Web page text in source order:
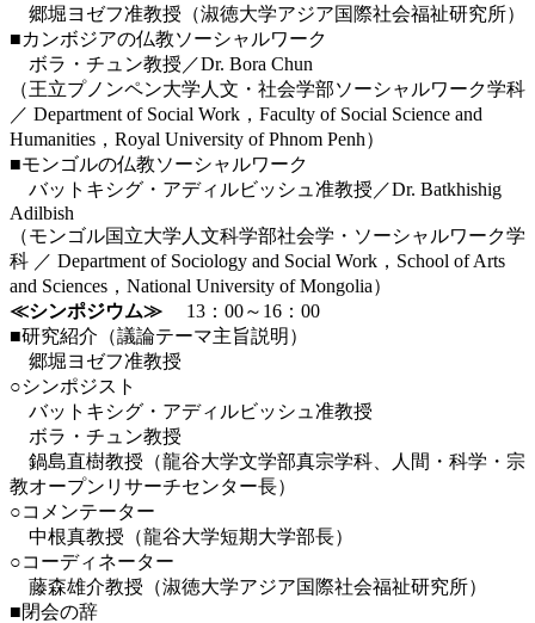
郷堀ヨゼフ准教授（淑徳大学アジア国際社会福祉研究所）
■カンボジアの仏教ソーシャルワーク
ボラ・チュン教授／Dr. Bora Chun
（王立プノンペン大学人文・社会学部ソーシャルワーク学科
／ Department of Social Work，Faculty of Social Science and
Humanities，Royal University of Phnom Penh）
■モンゴルの仏教ソーシャルワーク
バットキシグ・アディルビッシュ准教授／Dr. Batkhishig
Adilbish
（モンゴル国立大学人文科学部社会学・ソーシャルワーク学
科 ／ Department of Sociology and Social Work，School of Arts
and Sciences，National University of Mongolia）
≪シンポジウム≫ 13：00～16：00
■研究紹介（議論テーマ主旨説明）
郷堀ヨゼフ准教授
○シンポジスト
バットキシグ・アディルビッシュ准教授
ボラ・チュン教授
鍋島直樹教授（龍谷大学文学部真宗学科、人間・科学・宗
教オープンリサーチセンター長）
○コメンテーター
中根真教授（龍谷大学短期大学部長）
○コーディネーター
藤森雄介教授（淑徳大学アジア国際社会福祉研究所）
■閉会の辞